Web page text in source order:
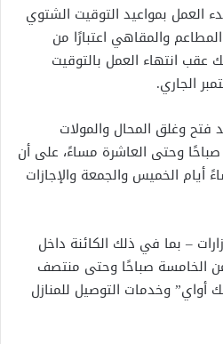
العمل بمواعيد التوقيت الشتوي
والمقاهي اعتبارًا من
سبتمبر 2025، وذلك عقب انتهاء العمل بالتوقيت
فتح وغلق المحال والمولات
صباحًا وحتى العاشرة مساءً، على أن
الخميس والجمعة والإجازات
– بما في ذلك الكائنة داخل
من الخامسة صباحًا وحتى منتصف
أواي” وخدمات التوصيل للمنازل